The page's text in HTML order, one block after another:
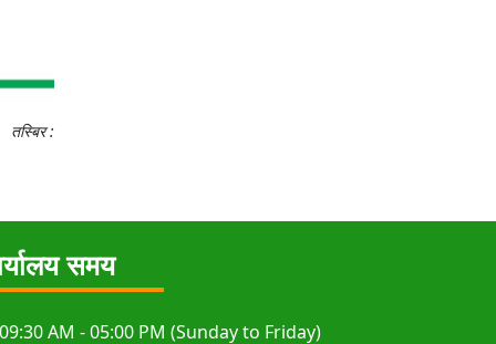
तस्बिर :
समय
09:30 AM - 05:00 PM (Sunday to Friday)